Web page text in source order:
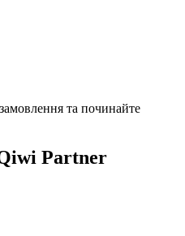
та починайте
Partner